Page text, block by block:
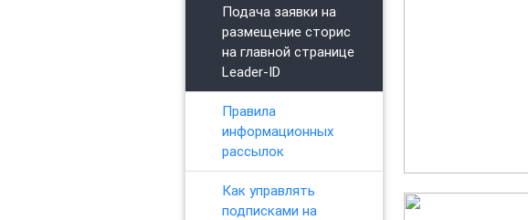
Подача заявки на
размещение сторис
на главной странице
Leader-ID
Правила
информационных
рассылок
Как управлять
подписками на